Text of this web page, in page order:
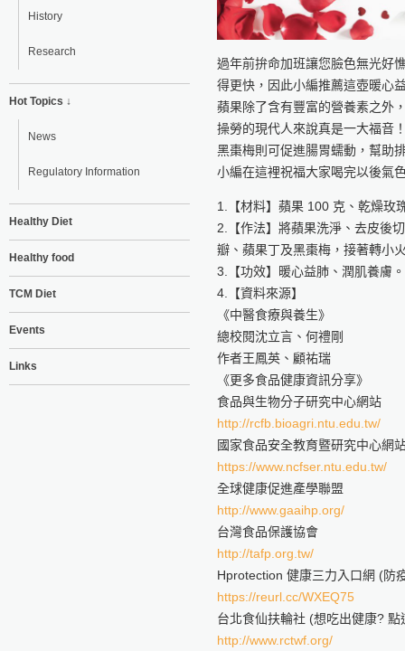
History
Research
Hot Topics ↓
News
Regulatory Information
Healthy Diet
Healthy food
TCM Diet
Events
Links
過年前拚命加班讓您臉色無光好
得更快，因此小編推薦這壺暖心
蘋果除了含有豐富的營養素之外
操勞的現代人來說真是一大福音
黑棗梅則可促進腸胃蠕動，幫助
小編在這裡祝福大家喝完以後氣
1.【材料】蘋果 100 克、乾燥玫
2.【作法】將蘋果洗淨、去皮後
瓣、蘋果丁及黑棗梅，接著轉小
3.【功效】暖心益肺、潤肌養膚。
4.【資料來源】
《中醫食療與養生》
總校閱沈立言、何禮剛
作者王鳳英、顧祐瑞
《更多食品健康資訊分享》
食品與生物分子研究中心網站
http://rcfb.bioagri.ntu.edu.tw/
國家食品安全教育暨研究中心網
https://www.ncfser.ntu.edu.tw/
全球健康促進產學聯盟
http://www.gaaihp.org/
台灣食品保護協會
http://tafp.org.tw/
Hprotection 健康三力入口網 (防
https://reurl.cc/WXEQ75
台北食仙扶輪社 (想吃出健康? 點
http://www.rctwf.org/